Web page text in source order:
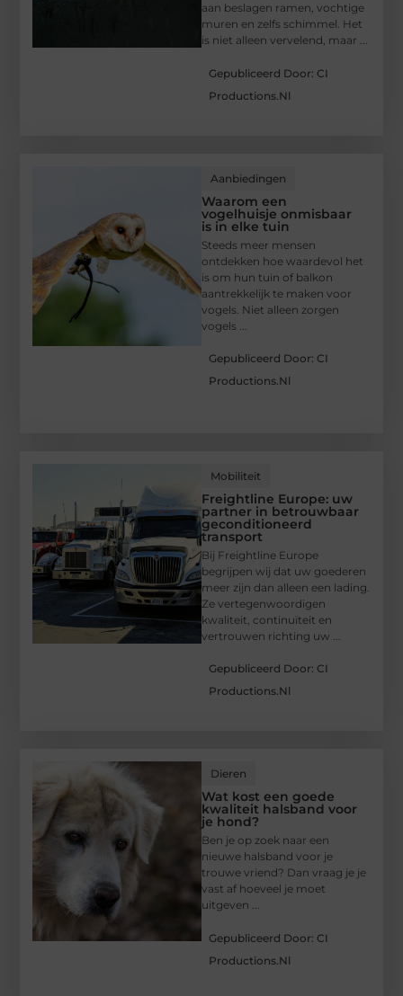
aan beslagen ramen, vochtige
muren en zelfs schimmel. Het
is niet alleen vervelend, maar ...
Gepubliceerd Door: CI
Productions.nl
Aanbiedingen
Waarom een
vogelhuisje onmisbaar
is in elke tuin
Steeds meer mensen
ontdekken hoe waardevol het
is om hun tuin of balkon
aantrekkelijk te maken voor
vogels. Niet alleen zorgen
vogels ...
Gepubliceerd Door: CI
Productions.nl
Mobiliteit
Freightline Europe: uw
partner in betrouwbaar
geconditioneerd
transport
Bij Freightline Europe
begrijpen wij dat uw goederen
meer zijn dan alleen een lading.
Ze vertegenwoordigen
kwaliteit, continuïteit en
vertrouwen richting uw ...
Gepubliceerd Door: CI
Productions.nl
Dieren
Wat kost een goede
kwaliteit halsband voor
je hond?
Ben je op zoek naar een
nieuwe halsband voor je
trouwe vriend? Dan vraag je je
vast af hoeveel je moet
uitgeven ...
Gepubliceerd Door: CI
Productions.nl